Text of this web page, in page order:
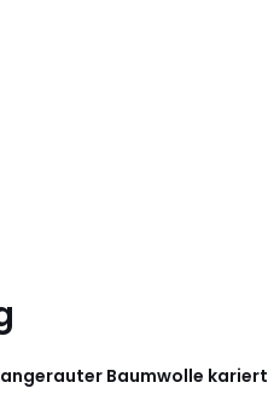
Baumwolle kariert